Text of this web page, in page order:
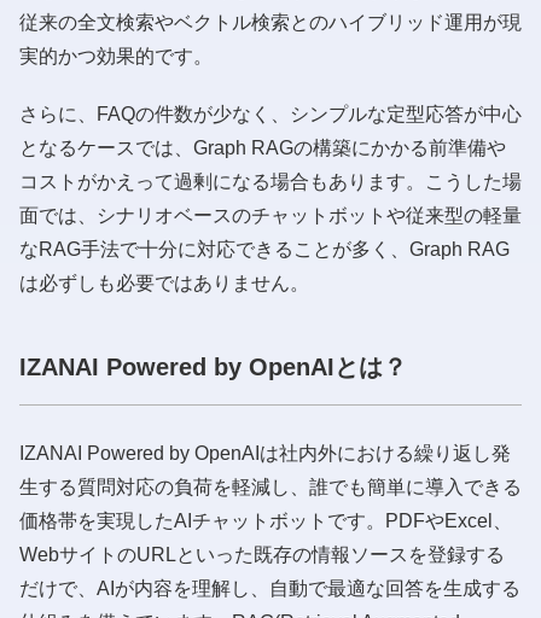
従来の全文検索やベクトル検索とのハイブリッド運用が現
実的かつ効果的です。
さらに、FAQの件数が少なく、シンプルな定型応答が中心
となるケースでは、Graph RAGの構築にかかる前準備や
コストがかえって過剰になる場合もあります。こうした場
面では、シナリオベースのチャットボットや従来型の軽量
なRAG手法で十分に対応できることが多く、Graph RAG
は必ずしも必要ではありません。
IZANAI Powered by OpenAIとは？
IZANAI Powered by OpenAIは社内外における繰り返し発
生する質問対応の負荷を軽減し、誰でも簡単に導入できる
価格帯を実現したAIチャットボットです。PDFやExcel、
WebサイトのURLといった既存の情報ソースを登録する
だけで、AIが内容を理解し、自動で最適な回答を生成する